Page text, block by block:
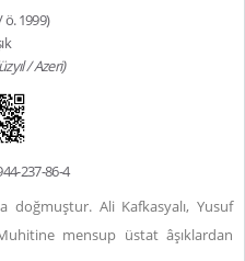
ö. 1999)
/ Azeri)
237-86-4
doğmuştur. Ali Kafkasyalı, Yusuf
mensup üstat âşıklardan